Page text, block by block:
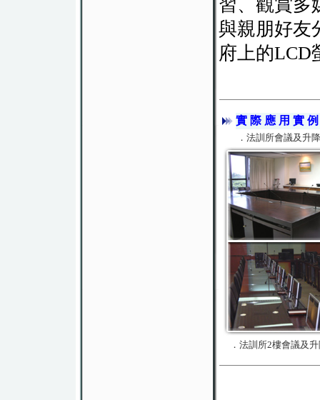
習、觀賞多
與親朋好友
府上的LCD
實 際 應 用 實
．法訓所會議及升
．法訓所2樓會議及